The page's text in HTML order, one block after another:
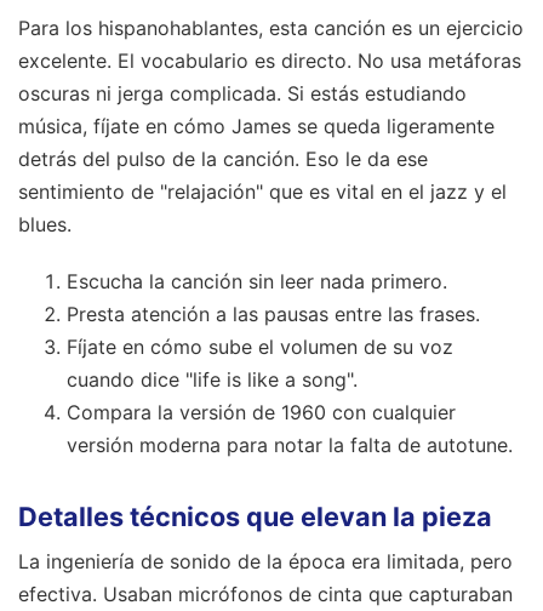
Para los hispanohablantes, esta canción es un ejercicio
excelente. El vocabulario es directo. No usa metáforas
oscuras ni jerga complicada. Si estás estudiando
música, fíjate en cómo James se queda ligeramente
detrás del pulso de la canción. Eso le da ese
sentimiento de "relajación" que es vital en el jazz y el
blues.
Escucha la canción sin leer nada primero.
Presta atención a las pausas entre las frases.
Fíjate en cómo sube el volumen de su voz
cuando dice "life is like a song".
Compara la versión de 1960 con cualquier
versión moderna para notar la falta de autotune.
Detalles técnicos que elevan la pieza
La ingeniería de sonido de la época era limitada, pero
efectiva. Usaban micrófonos de cinta que capturaban